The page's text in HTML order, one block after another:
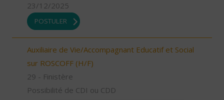
23/12/2025
POSTULER
Auxiliaire de Vie/Accompagnant Educatif et Social
sur ROSCOFF (H/F)
29 - Finistère
Possibilité de CDI ou CDD